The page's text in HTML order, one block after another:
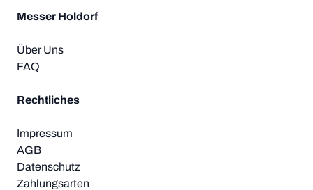
Messer Holdorf
Über Uns
FAQ
Rechtliches
Impressum
AGB
Datenschutz
Zahlungsarten